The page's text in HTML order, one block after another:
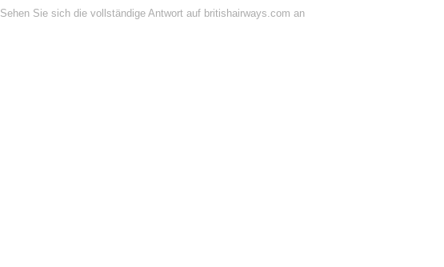
Sehen Sie sich die vollständige Antwort auf britishairways.com an